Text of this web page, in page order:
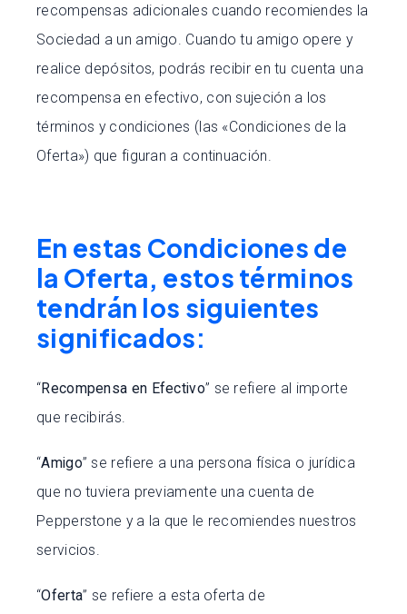
recompensas adicionales cuando recomiendes la
Sociedad a un amigo. Cuando tu amigo opere y
realice depósitos, podrás recibir en tu cuenta una
recompensa en efectivo, con sujeción a los
términos y condiciones (las «Condiciones de la
Oferta») que figuran a continuación.
En estas Condiciones de
la Oferta, estos términos
tendrán los siguientes
significados:
“Recompensa en Efectivo” se refiere al importe
que recibirás.
“Amigo” se refiere a una persona física o jurídica
que no tuviera previamente una cuenta de
Pepperstone y a la que le recomiendes nuestros
servicios.
“Oferta” se refiere a esta oferta de